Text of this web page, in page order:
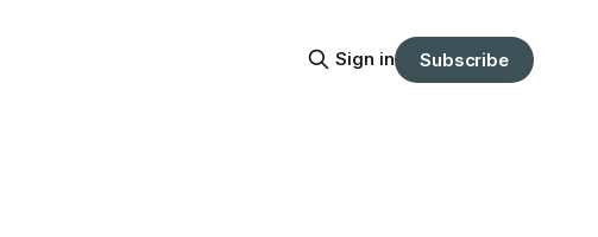
Sign in Subscribe